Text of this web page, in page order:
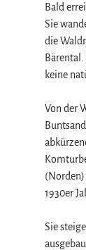
Bald
Sie
die
keine
Von der
1930er
Sie